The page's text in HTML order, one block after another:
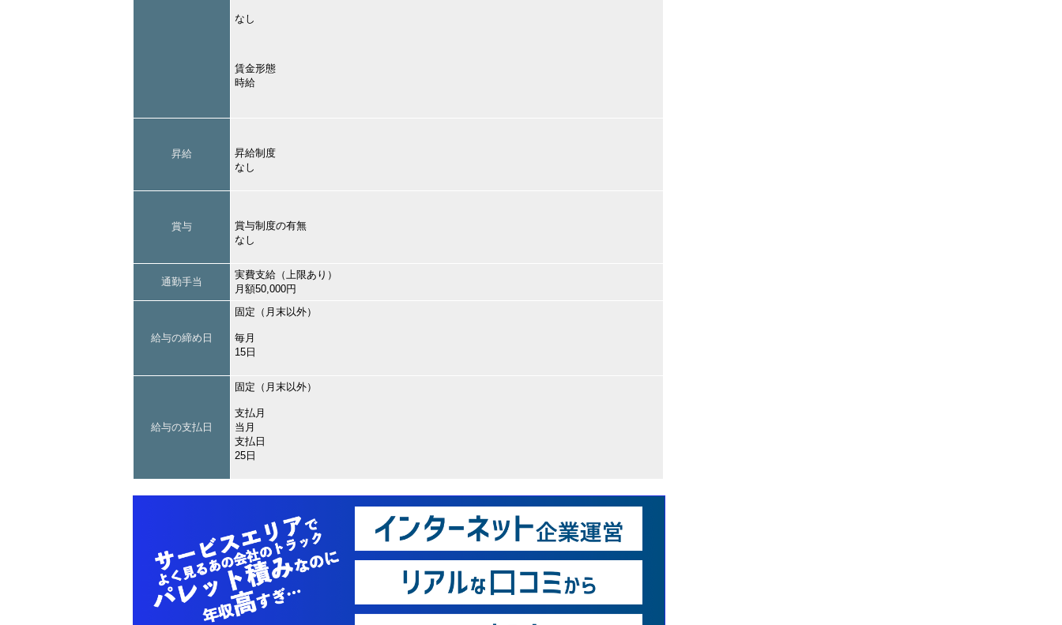
なし
賃金形態
時給
昇給
昇給制度
なし
賞与
賞与制度の有無
なし
通勤手当
実費支給（上限あり）
月額50,000円
給与の締め日
固定（月末以外）
毎月
15日
給与の支払日
固定（月末以外）
支払月
当月
支払日
25日